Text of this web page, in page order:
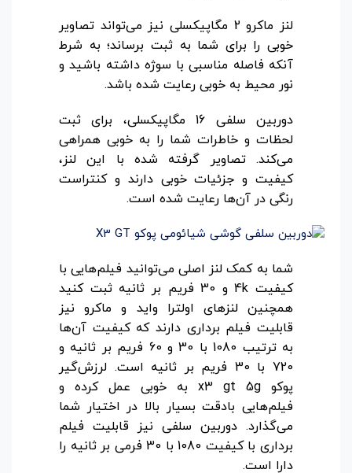
لنز ماکرو 2 مگاپیکسلی نیز می‌تواند تصاویر
خوبی را برای شما به ثبت برساند؛ به شرط
آنکه فاصله مناسبی با سوژه داشته باشید و
نور محیط به خوبی رعایت شده باشد.
دوربین سلفی 16 مگاپیکسلی، برای ثبت
لحظات و خاطرات شما را به خوبی همراهی
می‌کند. تصاویر گرفته شده با این لنز،
کیفیت و جزئیات خوبی دارند و کنتراست
رنگی در آن‌ها رعایت شده است.
شما به کمک لنز اصلی می‌توانید فیلم‌هایی با
کیفیت 4k و 30 فریم بر ثانیه ثبت کنید
همچنین لنزهای اولترا واید و ماکرو نیز
قابلیت فیلم برداری دارند که کیفیت آن‌ها
به ترتیب 1080 با 30 و 60 فریم بر ثانیه و
720 با 30 فریم بر ثانیه است. لرزش‌گیر
پوکو x3 gt 5g به خوبی عمل کرده و
فیلم‌هایی بادقت بسیار بالا در اختیار شما
می‌گذارد. دوربین سلفی نیز قابلیت فیلم
برداری با کیفیت 1080 با 30 فرمی بر ثانیه را
دارا است.